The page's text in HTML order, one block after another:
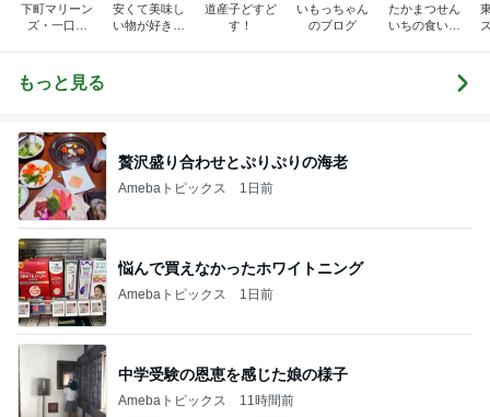
下町マリーン
ズ・一口馬
そば
安くて美味し
い物が好き☆
道産子どすど
す！
いもっちゃん
のブログ
たかまつせん
いちの食い散
もっと見る
贅沢盛り合わせとぷりぷりの海老
Amebaトピックス 1日前
悩んで買えなかったホワイトニング
Amebaトピックス 1日前
中学受験の恩恵を感じた娘の様子
Amebaトピックス 11時間前